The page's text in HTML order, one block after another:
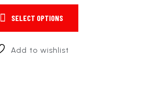
SELECT OPTIONS
Add to wishlist